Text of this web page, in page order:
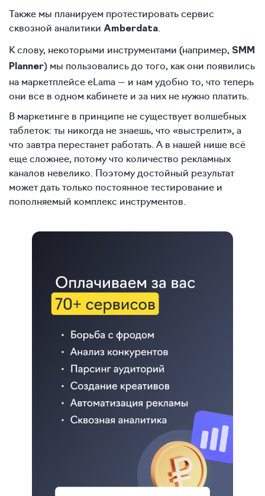
Также мы планируем протестировать сервис
сквозной аналитики Amberdata
К слову, некоторыми инструментами (например, SMM
Planner) мы пользовались до того, как они появились
на маркетплейсе eLama — и нам удобно то, что теперь
они все в одном кабинете и за них не нужно платить.
В маркетинге в принципе не существует волшебных
таблеток: ты никогда не знаешь, что «выстрелит», а
что завтра перестанет работать. А в нашей нише всё
еще сложнее, потому что количество рекламных
каналов невелико. Поэтому достойный результат
может дать только постоянное тестирование и
пополняемый комплекс инструментов.